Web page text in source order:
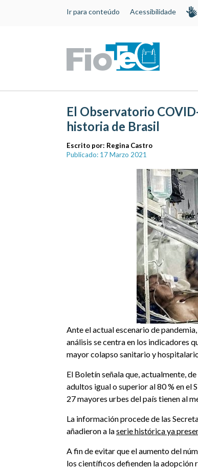
Ir para conteúdo Acessibilidade
El Observatorio
historia de Brasil
Escrito por: Regina Castro
Publicado: 17 Marzo 2021
Ante el actual escenario de
análisis se centra en los indicadores
mayor colapso sanitario y
El Boletín señala que, actualmente,
adultos igual o superior al 80 % en el
27 mayores urbes del país tienen al
La información procede de las
añadieron a laserie histórica ya
A fin de evitar que el aumento del
los científicos defienden la adopción